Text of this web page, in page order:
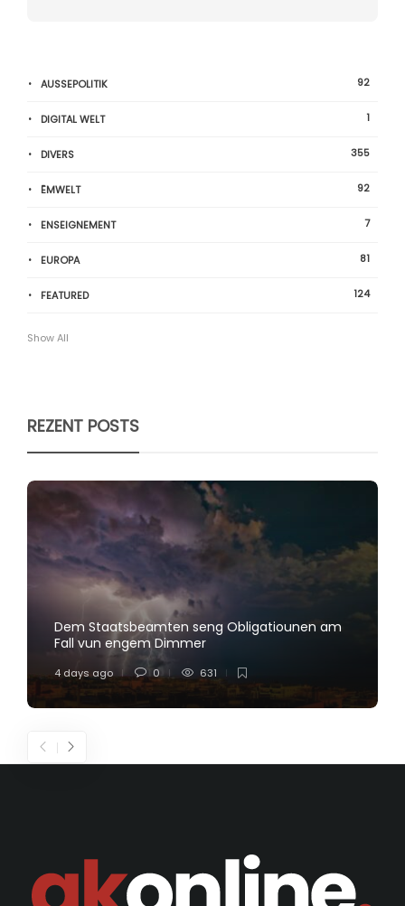
AUSSEPOLITIK 92
DIGITAL WELT 1
DIVERS 355
ËMWELT 92
ENSEIGNEMENT 7
EUROPA 81
FEATURED 124
Show All
REZENT POSTS
Dem Staatsbeamten seng Obligatiounen am
Fall vun engem Dimmer
4 days ago 0 631